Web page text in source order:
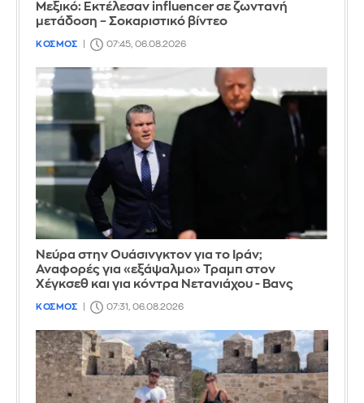
Μεξικό: Εκτέλεσαν influencer σε ζωντανή
μετάδοση – Σοκαριστικό βίντεο
ΚΟΣΜΟΣ 07:45, 06.08.2026
Νεύρα στην Ουάσινγκτον για το Ιράν;
Αναφορές για «εξάψαλμο» Τραμπ στον
Χέγκσεθ και για κόντρα Νετανιάχου - Βανς
ΚΟΣΜΟΣ 07:31, 06.08.2026